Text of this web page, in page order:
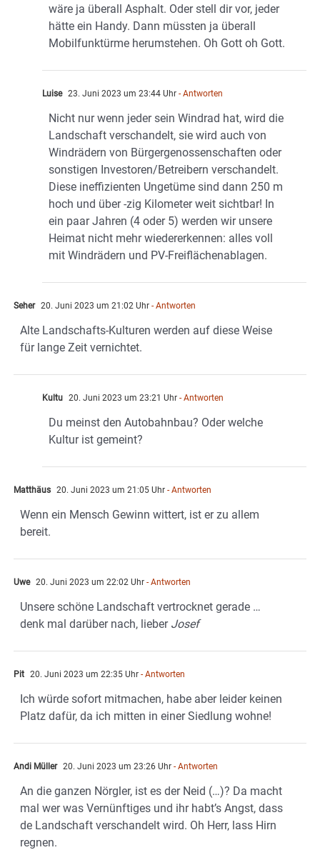
wäre ja überall Asphalt. Oder stell dir vor, jeder
hätte ein Handy. Dann müssten ja überall
Mobilfunktürme herumstehen. Oh Gott oh Gott.
Luise 23. Juni 2023 um 23:44 Uhr - Antworten
Nicht nur wenn jeder sein Windrad hat, wird die
Landschaft verschandelt, sie wird auch von
Windrädern von Bürgergenossenschaften oder
sonstigen Investoren/Betreibern verschandelt.
Diese ineffizienten Ungetüme sind dann 250 m
hoch und über -zig Kilometer weit sichtbar! In
ein paar Jahren (4 oder 5) werden wir unsere
Heimat nicht mehr wiedererkennen: alles voll
mit Windrädern und PV-Freiflächenablagen.
Seher 20. Juni 2023 um 21:02 Uhr - Antworten
Alte Landschafts-Kulturen werden auf diese Weise
für lange Zeit vernichtet.
Kultu 20. Juni 2023 um 23:21 Uhr - Antworten
Du meinst den Autobahnbau? Oder welche
Kultur ist gemeint?
Matthäus 20. Juni 2023 um 21:05 Uhr - Antworten
Wenn ein Mensch Gewinn wittert, ist er zu allem
bereit.
Uwe 20. Juni 2023 um 22:02 Uhr - Antworten
Unsere schöne Landschaft vertrocknet gerade …
denk mal darüber nach, lieber Josef
Pit 20. Juni 2023 um 22:35 Uhr - Antworten
Ich würde sofort mitmachen, habe aber leider keinen
Platz dafür, da ich mitten in einer Siedlung wohne!
Andi Müller 20. Juni 2023 um 23:26 Uhr - Antworten
An die ganzen Nörgler, ist es der Neid (…)? Da macht
mal wer was Vernünftiges und ihr habt’s Angst, dass
de Landschaft verschandelt wird. Oh Herr, lass Hirn
regnen.